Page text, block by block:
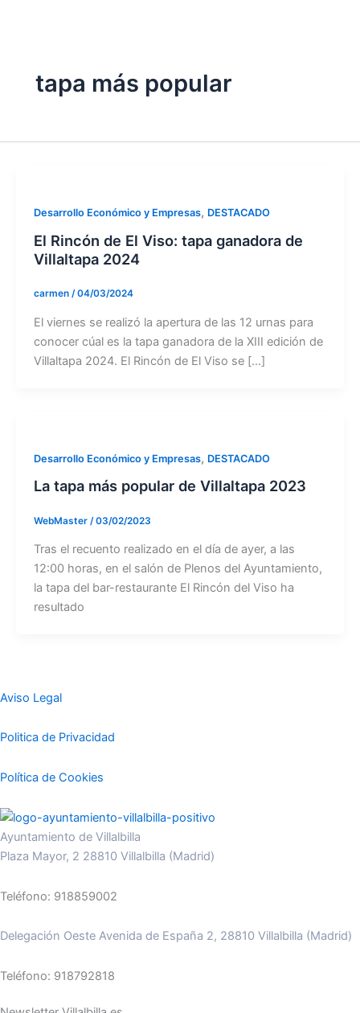
tapa más popular
Desarrollo Económico y Empresas, DESTACADO
El Rincón de El Viso: tapa ganadora de
Villaltapa 2024
carmen /04/03/2024
El viernes se realizó la apertura de las 12 urnas para
conocer cúal es la tapa ganadora de la XIII edición de
Villaltapa 2024. El Rincón de El Viso se […]
Desarrollo Económico y Empresas, DESTACADO
La tapa más popular de Villaltapa 2023
WebMaster /03/02/2023
Tras el recuento realizado en el día de ayer, a las
12:00 horas, en el salón de Plenos del Ayuntamiento,
la tapa del bar-restaurante El Rincón del Viso ha
resultado
Aviso Legal
Politica de Privacidad
Política de Cookies
Ayuntamiento de Villalbilla
Plaza Mayor, 2 28810 Villalbilla (Madrid)
Teléfono: 918859002
Delegación Oeste Avenida de España 2, 28810 Villalbilla (Madrid)
Teléfono: 918792818